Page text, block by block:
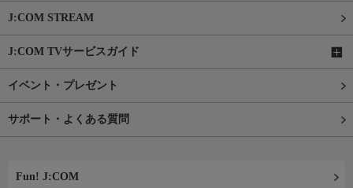
J:COM STREAM
J:COM TVサービスガイド
イベント・プレゼント
サポート・よくある質問
Fun! J:COM